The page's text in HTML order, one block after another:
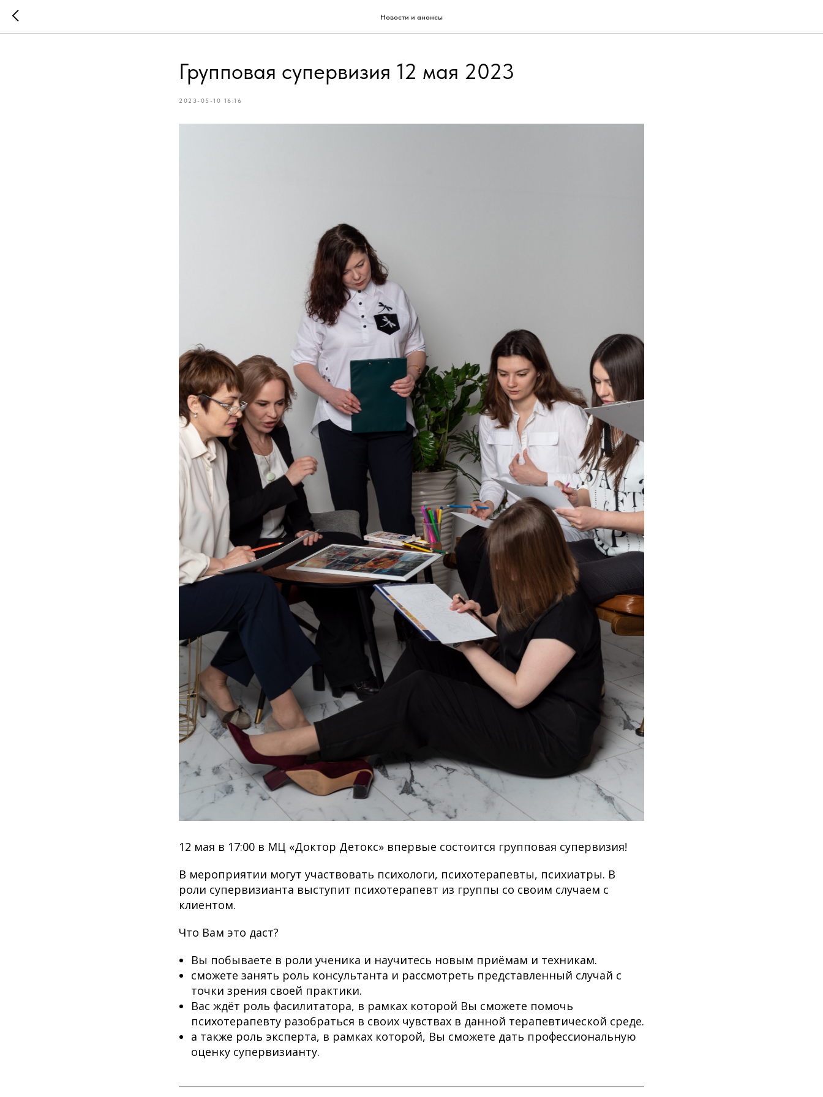
Новости и анонсы
Групповая супервизия 12 мая 2023
2023-05-10 16:16
12 мая в 17:00 в МЦ «Доктор Детокс» впервые состоится групповая супервизия!
В мероприятии могут участвовать психологи, психотерапевты, психиатры. В
роли супервизианта выступит психотерапевт из группы со своим случаем с
клиентом.
Что Вам это даст?
Вы побываете в роли ученика и научитесь новым приёмам и техникам.
сможете занять роль консультанта и рассмотреть представленный случай с
точки зрения своей практики.
Вас ждёт роль фасилитатора, в рамках которой Вы сможете помочь
психотерапевту разобраться в своих чувствах в данной терапевтической среде.
а также роль эксперта, в рамках которой, Вы сможете дать профессиональную
оценку супервизианту.